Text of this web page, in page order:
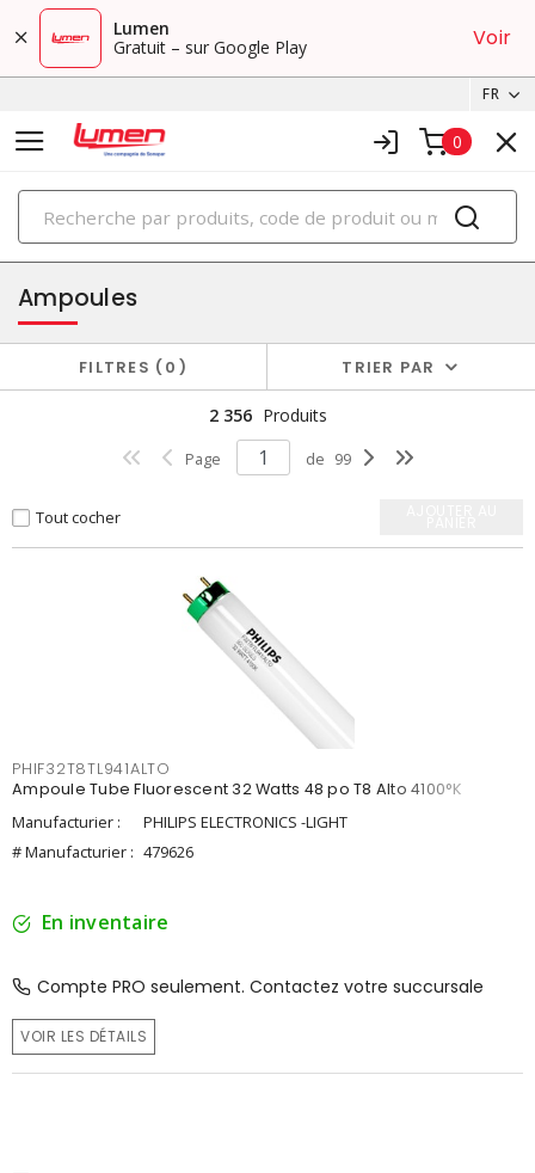
Lumen
Gratuit – sur Google Play
Voir
FR
0
PRODUITS
éclairage
Ampoules
FILTRES 0 TRIER PAR
2 356 Produits
Page de 99
Tout cocher
PHIF32T8TL941ALTO
Ampoule Tube Fluorescent 32 Watts 48 po T8 Alto 4100°K
Manufacturier :
PHILIPS ELECTRONICS -LIGHT
# Manufacturier : 479626
En inventaire
Compte PRO seulement. Contactez votre succursale
VOIR LES DÉTAILS